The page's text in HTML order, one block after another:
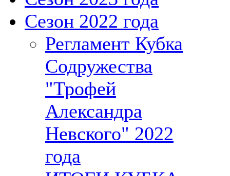
Сезон 2022 года
Регламент Кубка
Содружества
"Трофей
Александра
Невского" 2022
года